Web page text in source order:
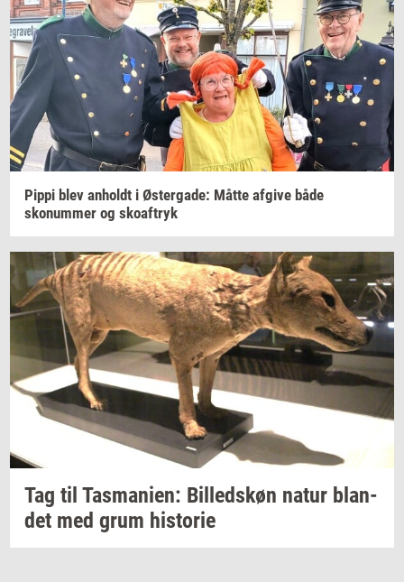
Pippi blev an­holdt i Øster­ga­de: Måtte af­gi­ve både
skonum­mer og sko­af­tryk
Tag til Tas­ma­ni­en: Bil­leds­køn natur blan­
det med grum hi­sto­rie